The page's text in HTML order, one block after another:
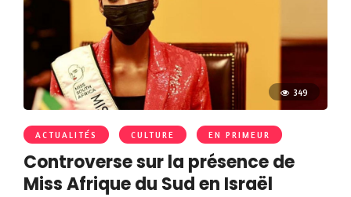
349
ACTUALITÉS CULTURE EN PRIMEUR
Controverse sur la présence de
Miss Afrique du Sud en Israël